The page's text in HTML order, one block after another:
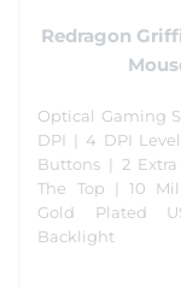
Redragon
Optical Gaming
DPI | 4 DPI
Buttons | 2
The Top | 10
Gold Plated
Backlight